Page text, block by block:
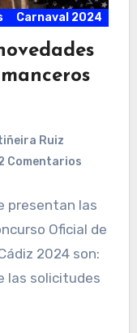
Carnaval 2024
Ruiz
Comentarios
presentan las
Oficial de
2024 son:
las solicitudes